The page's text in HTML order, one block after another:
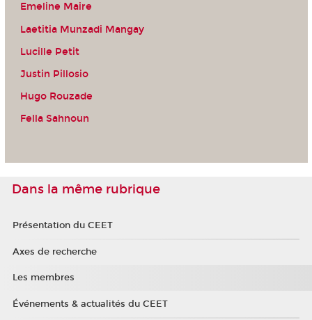
Emeline Maire
Laetitia Munzadi Mangay
Lucille Petit
Justin Pillosio
Hugo Rouzade
Fella Sahnoun
Dans la même rubrique
Présentation du CEET
Axes de recherche
Les membres
Événements & actualités du CEET